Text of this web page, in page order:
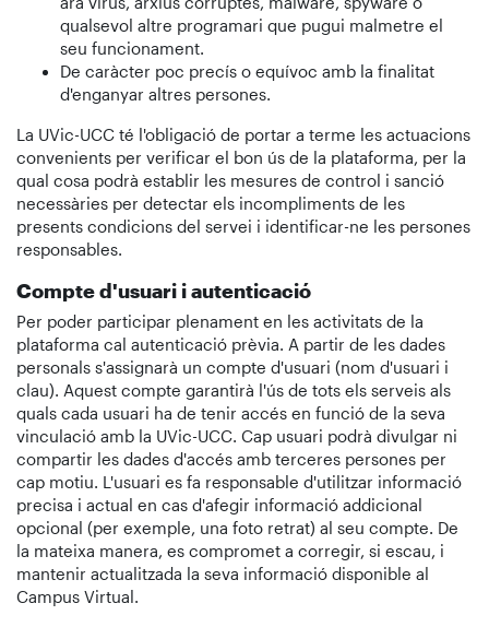
qualsevol altre programari que pugui malmetre el
seu funcionament.
De caràcter poc precís o equívoc amb la finalitat
d'enganyar altres persones.
La UVic-UCC té l'obligació de portar a terme les actuacions
convenients per verificar el bon ús de la plataforma, per la
qual cosa podrà establir les mesures de control i sanció
necessàries per detectar els incompliments de les
presents condicions del servei i identificar-ne les persones
responsables.
Compte d'usuari i autenticació
Per poder participar plenament en les activitats de la
plataforma cal autenticació prèvia. A partir de les dades
personals s'assignarà un compte d'usuari (nom d'usuari i
clau). Aquest compte garantirà l'ús de tots els serveis als
quals cada usuari ha de tenir accés en funció de la seva
vinculació amb la UVic-UCC. Cap usuari podrà divulgar ni
compartir les dades d'accés amb terceres persones per
cap motiu. L'usuari es fa responsable d'utilitzar informació
precisa i actual en cas d'afegir informació addicional
opcional (per exemple, una foto retrat) al seu compte. De
la mateixa manera, es compromet a corregir, si escau, i
mantenir actualitzada la seva informació disponible al
Campus Virtual.